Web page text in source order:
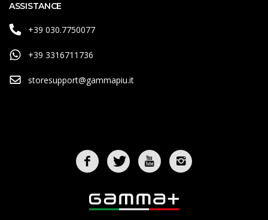
ASSISTANCE
+39 030.7750077
+39 3316711736
storesupport@gammapiu.it